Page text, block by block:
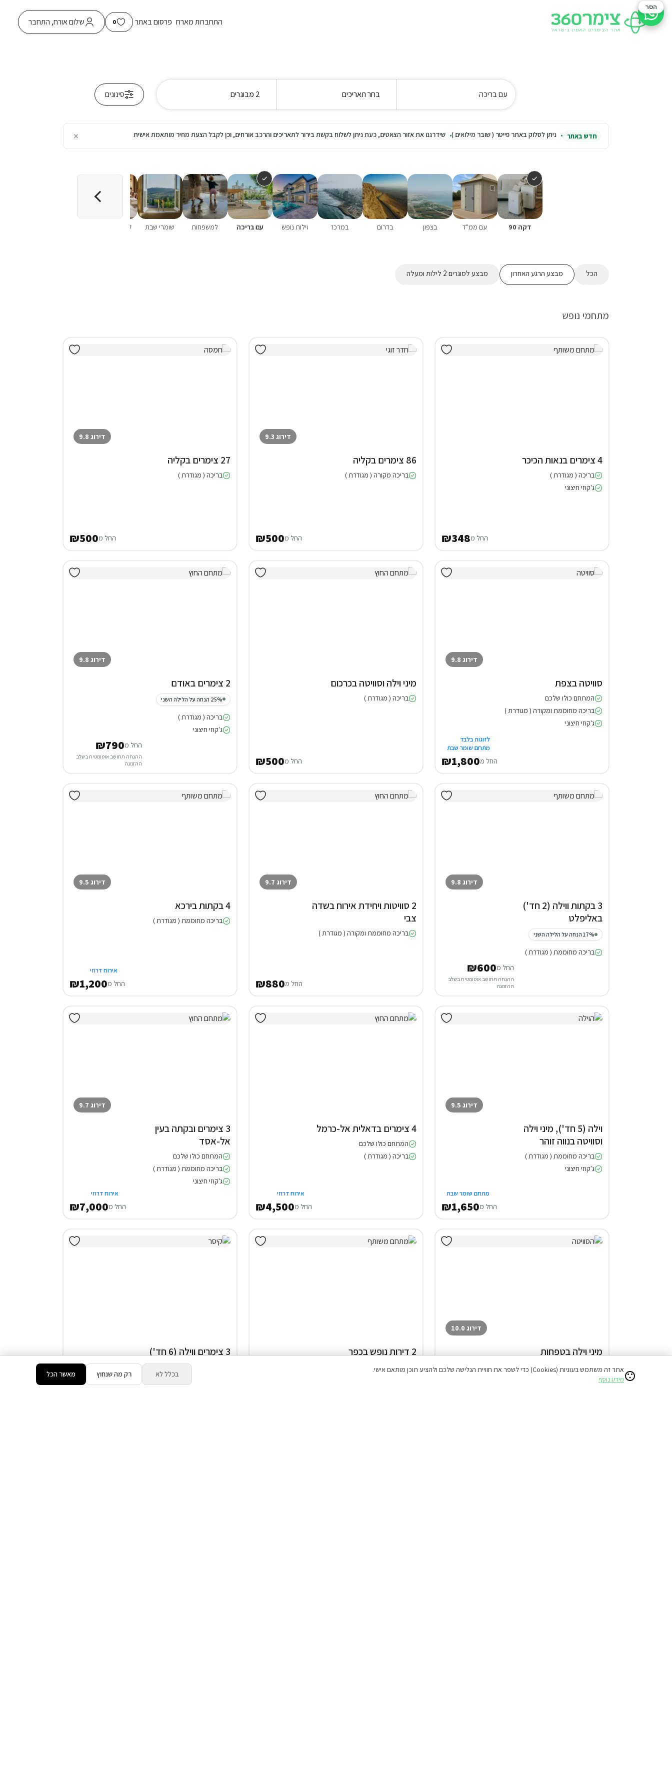
התחברות מארח פרסום באתר 0 שלום אורח, התחבר
עם בריכה בחר תאריכים 2 מבוגרים סינונים
חדש באתר ניתן לסלוק באתר פייטר ( שובר מילואים ) שידרגנו את אזור הצאטים, כעת ניתן לשלוח בקשת בירור לתאריכים והרכב אורחים, וכן לקבל הצעת מחיר מותאמת אישית ×
דקה 90 עם ממ"ד בצפון בדרום במרכז וילות נופש עם בריכה למשפחות שומרי שבת לשבתות חתן
הכל מבצע הרגע האחרון מבצע לסוגרים 2 לילות ומעלה
מתחמי נופש
4 צימרים בנאות הכיכר
בריכה ( מגודרת )
ג'קוזי חיצוני
החל מ₪348
דירוג 9.3
86 צימרים בקליה
בריכה מקורה ( מגודרת )
החל מ₪500
דירוג 9.8
27 צימרים בקליה
בריכה ( מגודרת )
החל מ₪500
דירוג 9.8
סוויטה בצפת
המתחם כולו שלכם
בריכה מחוממת ומקורה ( מגודרת )
ג'קוזי חיצוני
לזוגות בלבד
מתחם שומר שבת
החל מ₪1,800
מיני וילה וסוויטה בכרכום
בריכה ( מגודרת )
החל מ₪500
דירוג 9.8
2 צימרים באודם
25% הנחה על הלילה השני
בריכה ( מגודרת )
ג'קוזי חיצוני
החל מ₪790
ההנחה תחושב אוטומטית בשלב
ההזמנה
דירוג 9.8
3 בקתות ווילה (2 חד')
באליפלט
17% הנחה על הלילה השני
בריכה מחוממת ( מגודרת )
החל מ₪600
ההנחה תחושב אוטומטית בשלב
ההזמנה
דירוג 9.7
2 סוויטות ויחידת אירוח בשדה
צבי
בריכה מחוממת ומקורה ( מגודרת )
החל מ₪880
דירוג 9.5
4 בקתות בירכא
בריכה מחוממת ( מגודרת )
אירוח דרוזי
החל מ₪1,200
דירוג 9.5
וילה (5 חד'), מיני וילה
וסוויטה בנווה זוהר
בריכה מחוממת ( מגודרת )
ג'קוזי חיצוני
מתחם שומר שבת
החל מ₪1,650
4 צימרים בדאלית אל-כרמל
המתחם כולו שלכם
בריכה ( מגודרת )
אירוח דרוזי
החל מ₪4,500
דירוג 9.7
3 צימרים ובקתה בעין
אל-אסד
המתחם כולו שלכם
בריכה מחוממת ( מגודרת )
ג'קוזי חיצוני
אירוח דרוזי
החל מ₪7,000
דירוג 10.0
מיני וילה בטפחות
המתחם כולו שלכם
2 דירות נופש בכפר
3 צימרים ווילה (6 חד')
בריכה מקורה ( מגודרת )
אתר זה משתמש בעוגיות (Cookies) כדי לשפר את חוויית הגלישה שלכם ולהציע תוכן מותאם אישי.
מידע נוסף
בכלל לא רק מה שנחוץ מאשר הכל
סיוע בהזמנה
הסר